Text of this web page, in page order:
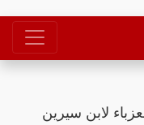
لابن سيرين